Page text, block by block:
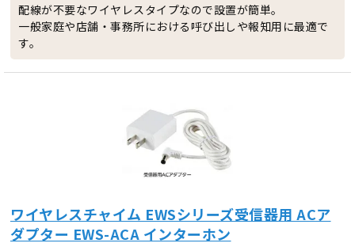
配線が不要なワイヤレスタイプなので設置が簡単。
一般家庭や店舗・事務所における呼び出しや報知用に最適で
す。
ワイヤレスチャイム EWSシリーズ受信器用 ACア
ダプター EWS-ACA インターホン